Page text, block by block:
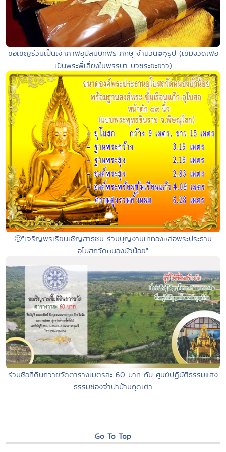
ขอเชิญร่วมเป็นเจ้าภาพอุปสมบทพระภิกษุ จำนวน๒๑รูป (เข้มงวดเพื่อ
เป็นพระพี่เลี้ยงในพรรษา บวชระยะยาว)
🙂"เจริญพรเรียนเชิญสาธุชน ร่วมบุญงานเททองหล่อพระประธาน
อุโบสถวัดหนองบัวน้อย"
ร่วมซื้อที่ดินถวายวัดตารางเมตรละ 60 บาท กับ ศูนย์ปฏิบัติธรรมแสง
ธรรมช่องจำปาบ้านกุดเต่า
Go To Top